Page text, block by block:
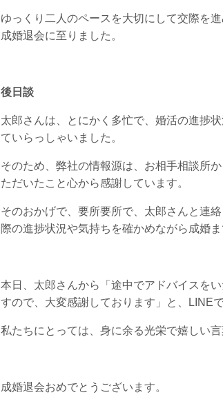
ゆっくり二人のペースを大切にして交際を
成婚退会に至りました。
後日談
太郎さんは、とにかく多忙で、婚活の進捗
ていらっしゃいました。
そのため、弊社の情報源は、お相手相談所
ただいたこと心から感謝しています。
そのおかげで、要所要所で、太郎さんと連
際の進捗状況や気持ちを確かめながら成婚
本日、太郎さんから「途中でアドバイスを
すので、大変感謝しております」と、LINE
私たちにとっては、身に余る光栄で嬉しい言
成婚退会おめでとうございます。